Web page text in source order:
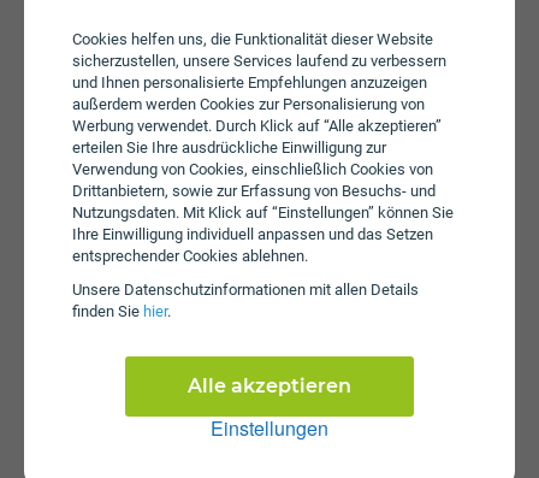
Cookies helfen uns, die Funktionalität dieser Website
sicherzustellen, unsere Services laufend zu verbessern
und Ihnen personalisierte Empfehlungen anzuzeigen
außerdem werden Cookies zur Personalisierung von
Werbung verwendet. Durch Klick auf “Alle akzeptieren”
erteilen Sie Ihre ausdrückliche Einwilligung zur
Verwendung von Cookies, einschließlich Cookies von
Drittanbietern, sowie zur Erfassung von Besuchs- und
Nutzungsdaten. Mit Klick auf “Einstellungen” können Sie
Ihre Einwilligung individuell anpassen und das Setzen
entsprechender Cookies ablehnen.
Unsere Daten­schutz­informationen mit allen Details
finden Sie hier.
Einstellungen
Alle akzeptieren
57,90 an. Die jährliche Servicepauschale beträgt € 19,00.
Weiters fallen einmalige Gebühren von bis zu € 1.600,00
an.
Fristen
Der Tarif VX:FI750 ist ohne Mindestvertragslaufzeit (ohne